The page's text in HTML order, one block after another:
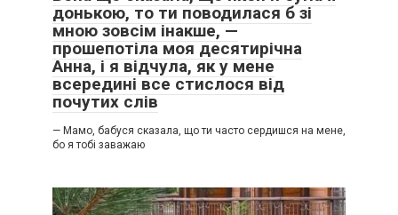
донькою, то ти поводилася б зі
мною зовсім інакше, —
прошепотіла моя десятирічна
Анна, і я відчула, як у мене
всередині все стислося від
почутих слів
— Мамо, бабуся сказала, що ти часто сердишся на мене,
бо я тобі заважаю